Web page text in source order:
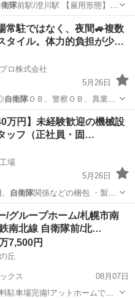
隊前駅/澄川駅 【雇用形態】常
常駐ではなく、夜間🚙複数
タイル。体力的負担が少…
ロ株式会社
5月26日
自衛隊ＯＢ、警察ＯＢ、異業種
業務
万円】未経験歓迎の機械設
ッフ（正社員・固…
場
5月26日
自衛隊関係などの梱包 ・製品
業務
/グループホーム/札幌市南
南北線 自衛隊前/北…
7,500円
丘
クス
08月07日
駐車場完備!アットホームで働